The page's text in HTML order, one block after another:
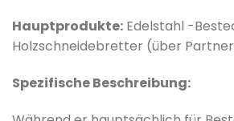
Hauptprodukte: Edelstahl -
Holzschneidebretter (über
Spezifische Beschreibung: